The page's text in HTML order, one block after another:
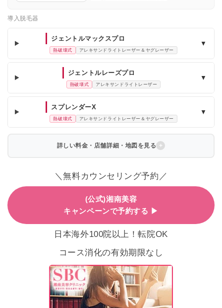
導入脱毛器
ジェントルマックスプロ
熱破壊式 アレキサンドライトレーザー＆ヤグレーザー
▼
ジェントルレーズプロ
熱破壊式 アレキサンドライトレーザー
▼
スプレンダーX
熱破壊式 アレキサンドライトレーザー＆ヤグレーザー
▼
詳しい料金・店舗詳細・地図を見る
＼無料カウンセリング予約／
(公式)湘南美容
キャンペーンで予約する ▶
日本海外100院以上！転院OK
コース消化の有効期限なし